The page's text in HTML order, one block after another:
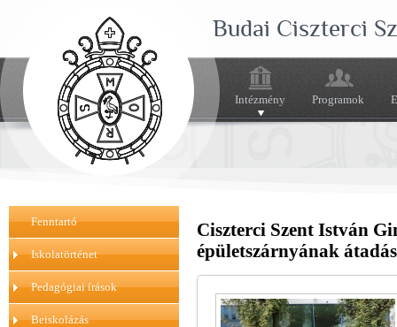
Budai Ciszterci
Intézmény Programok
Fenntartó
Iskolatörténet
Pedagógiai írások
Beiskolázás
Ciszterci Szent István
épületszárnyának